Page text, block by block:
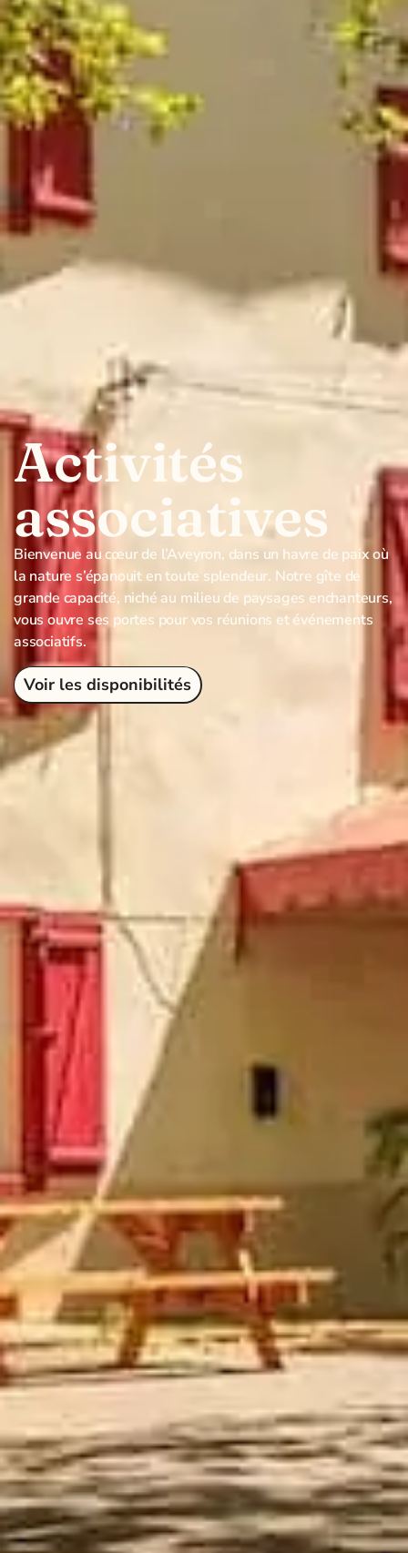
Activités
associatives
Bienvenue au cœur de l’Aveyron, dans un havre de paix où
la nature s’épanouit en toute splendeur. Notre gîte de
grande capacité, niché au milieu de paysages enchanteurs,
vous ouvre ses portes pour vos réunions et événements
associatifs.
Voir les disponibilités